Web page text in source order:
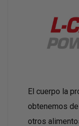
El cuerpo la
obtenemos
otros